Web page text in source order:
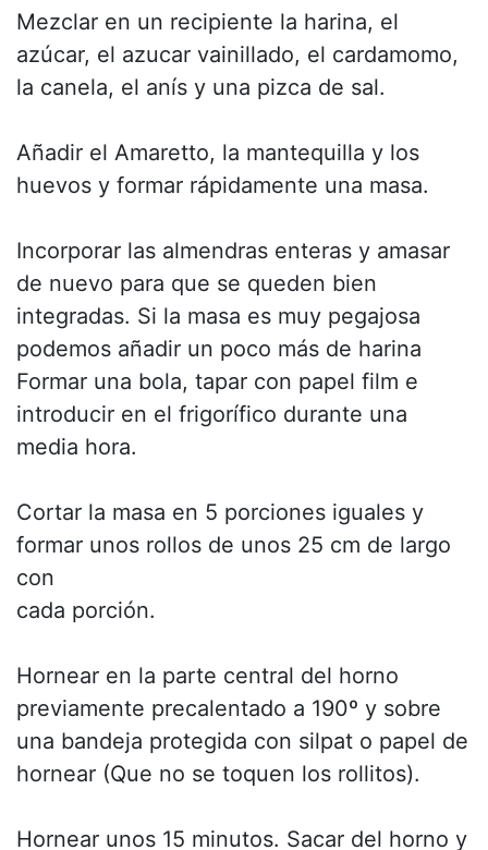
Mezclar en un recipiente la harina, el
azúcar, el azucar vainillado, el cardamomo,
la canela, el anís y una pizca de sal.
Añadir el Amaretto, la mantequilla y los
huevos y formar rápidamente una masa.
Incorporar las almendras enteras y amasar
de nuevo para que se queden bien
integradas. Si la masa es muy pegajosa
podemos añadir un poco más de harina
Formar una bola, tapar con papel film e
introducir en el frigorífico durante una
media hora.
Cortar la masa en 5 porciones iguales y
formar unos rollos de unos 25 cm de largo
con
cada porción.
Hornear en la parte central del horno
previamente precalentado a 190º y sobre
una bandeja protegida con silpat o papel de
hornear (Que no se toquen los rollitos).
Hornear unos 15 minutos. Sacar del horno y